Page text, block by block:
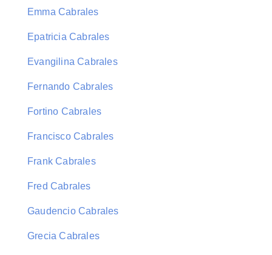
Emma Cabrales
Epatricia Cabrales
Evangilina Cabrales
Fernando Cabrales
Fortino Cabrales
Francisco Cabrales
Frank Cabrales
Fred Cabrales
Gaudencio Cabrales
Grecia Cabrales